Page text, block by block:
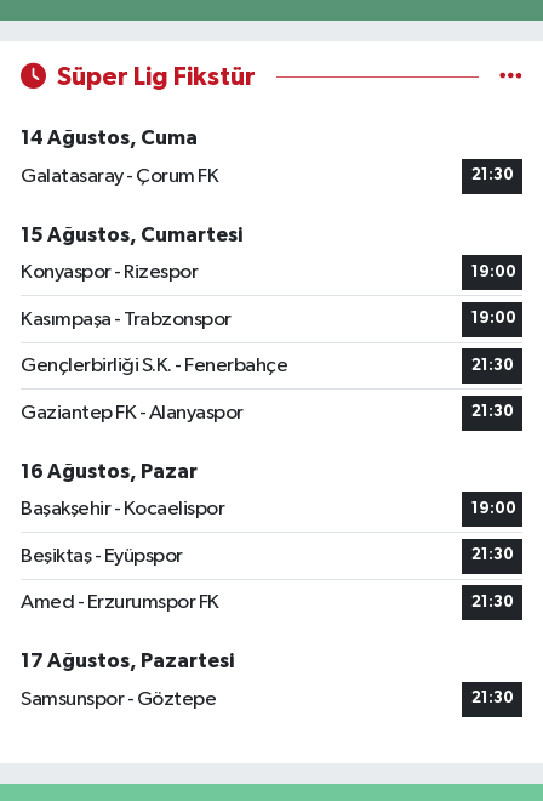
Süper Lig Fikstür
14 Ağustos, Cuma
Galatasaray - Çorum FK
21:30
15 Ağustos, Cumartesi
Konyaspor - Rizespor
19:00
Kasımpaşa - Trabzonspor 19:00
Gençlerbirliği S.K. - Fenerbahçe 21:30
Gaziantep FK - Alanyaspor 21:30
16 Ağustos, Pazar
Başakşehir - Kocaelispor
19:00
Beşiktaş - Eyüpspor 21:30
Amed - Erzurumspor FK 21:30
17 Ağustos, Pazartesi
Samsunspor - Göztepe
21:30